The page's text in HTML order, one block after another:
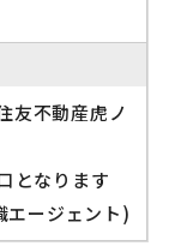
友不動産虎ノ
となります
エージェント)